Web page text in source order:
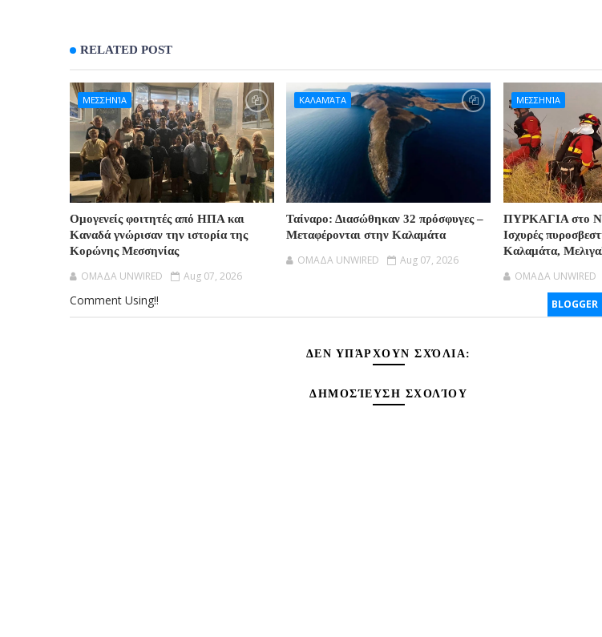
RELATED POST
ΜΕΣΣΗΝΊΑ
Ομογενείς φοιτητές από ΗΠΑ και
Καναδά γνώρισαν την ιστορία της
Κορώνης Μεσσηνίας
OMAΔΑ UNWIRED Aug 07, 2026
ΚΑΛΑΜΆΤΑ
Ταίναρο: Διασώθηκαν 32 πρόσφυγες –
Μεταφέρονται στην Καλαμάτα
OMAΔΑ UNWIRED Aug 07, 2026
ΜΕΣΣΗΝΊΑ
ΠΥΡΚΑΓΙΑ στο
Ισχυρές
Καλαμάτα,
OMAΔΑ UNWIRED
BLOGGER
Comment Using!!
ΔΕΝ ΥΠΆΡΧΟΥΝ ΣΧΌΛΙΑ:
ΔΗΜΟΣΊΕΥΣΗ ΣΧΟΛΊΟΥ